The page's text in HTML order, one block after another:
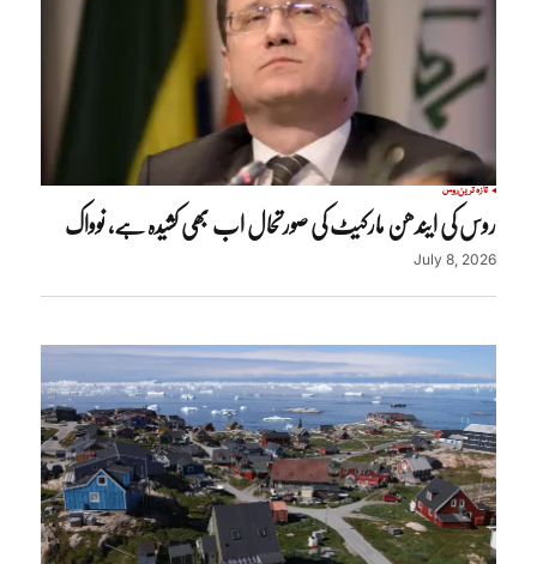
تازہ ترینروس
روس کی ایندھن مارکیٹ کی صورتحال اب بھی کشیدہ ہے، نوواک
July 8, 2026